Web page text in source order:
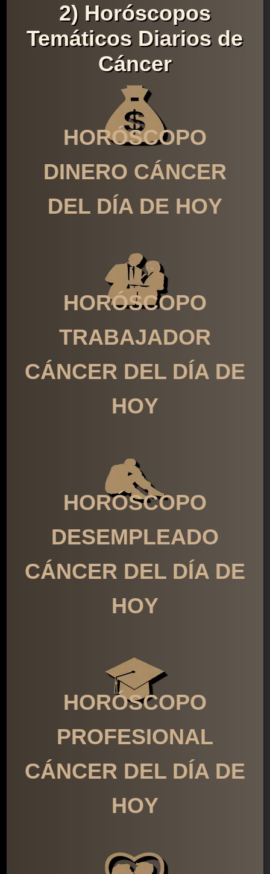
2) Horóscopos
Temáticos Diarios de
Cáncer
HORÓSCOPO
DINERO CÁNCER
DEL DÍA DE HOY
HORÓSCOPO
TRABAJADOR
CÁNCER DEL DÍA DE
HOY
HORÓSCOPO
DESEMPLEADO
CÁNCER DEL DÍA DE
HOY
HORÓSCOPO
PROFESIONAL
CÁNCER DEL DÍA DE
HOY